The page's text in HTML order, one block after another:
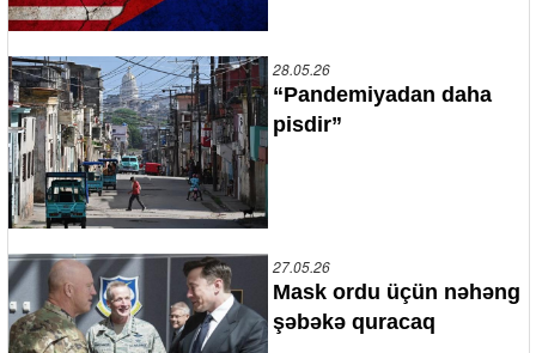
28.05.26
“Pandemiyadan daha
pisdir”
27.05.26
Mask ordu üçün nəhəng
şəbəkə quracaq